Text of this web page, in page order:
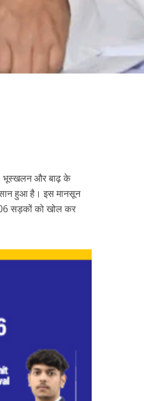
भूस्खलन और बाढ़ के
हुआ है। इस मानसून
सड़कों को खोल कर